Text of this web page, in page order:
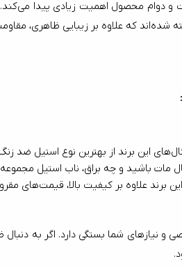
خوردگی دارند.
بالایی دارند.
ناب استیل مجموعه‌ای از طراحی‌های زیبا و کاربردی را برای شما فراهم کرده است.
کیفیت بالا، قیمت‌های مقرون به صرفه‌ای نیز دارند که ارزش خرید را افزایش می‌دهد.